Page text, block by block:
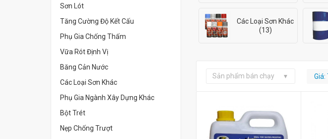
Sơn Lót
Tăng Cường Độ Kết Cấu
Phụ Gia Chống Thấm
Vữa Rót Định Vị
Băng Cản Nước
Các Loại Sơn Khác
Phụ Gia Ngành Xây Dựng Khác
Bột Trét
Nẹp Chống Trượt
Các Loại Sơn Khác
(13)
Sản phẩm bán chạy Giá: